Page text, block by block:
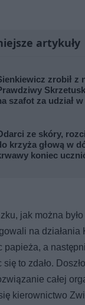
artykuły
zrobił z
szafot za udział
ze skóry,
krzyża głową w
koniec
jak można
na działania
papieża, a
to zdało.
całej
kierownictwo